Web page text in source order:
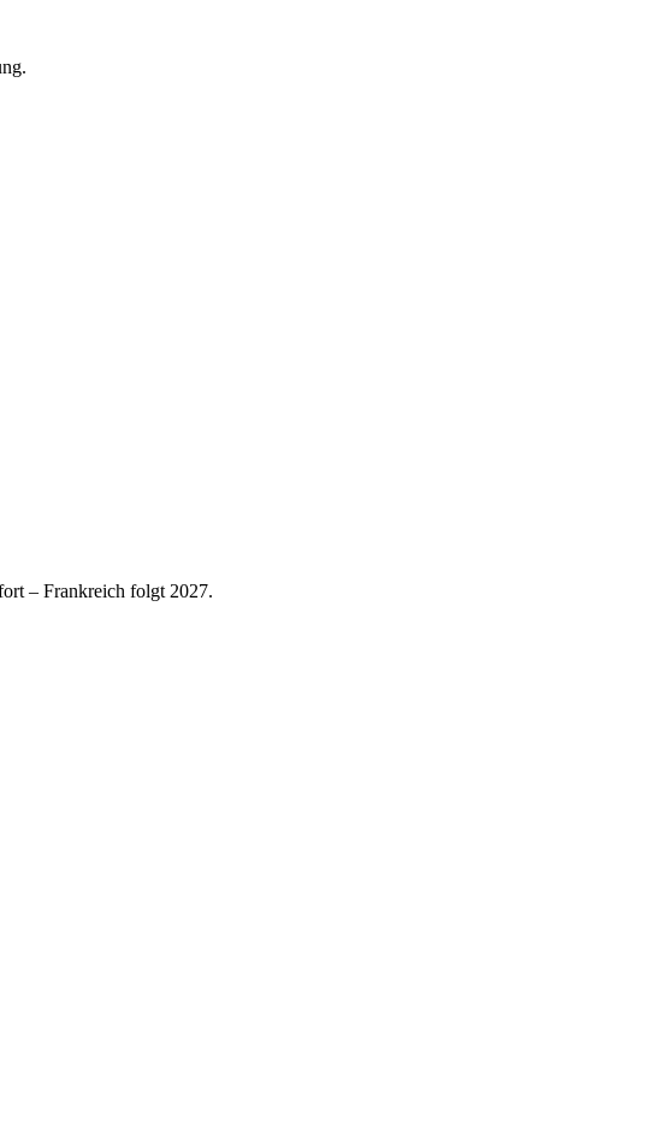
– Frankreich folgt 2027.